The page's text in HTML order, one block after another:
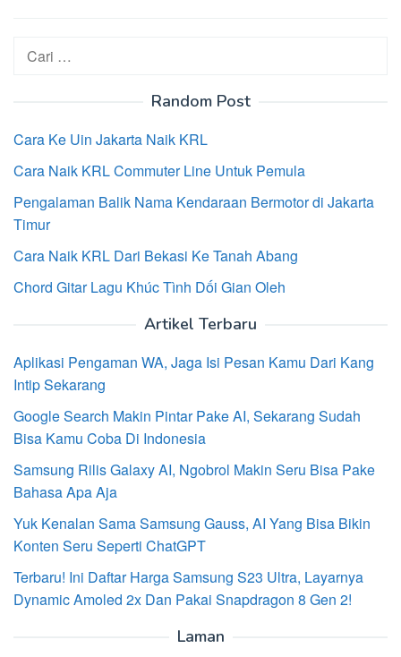
Cari
untuk:
Random Post
Cara Ke Uin Jakarta Naik KRL
Cara Naik KRL Commuter Line Untuk Pemula
Pengalaman Balik Nama Kendaraan Bermotor di Jakarta
Timur
Cara Naik KRL Dari Bekasi Ke Tanah Abang
Chord Gitar Lagu Khúc Tình Dối Gian Oleh
Artikel Terbaru
Aplikasi Pengaman WA, Jaga Isi Pesan Kamu Dari Kang
Intip Sekarang
Google Search Makin Pintar Pake AI, Sekarang Sudah
Bisa Kamu Coba Di Indonesia
Samsung Rilis Galaxy AI, Ngobrol Makin Seru Bisa Pake
Bahasa Apa Aja
Yuk Kenalan Sama Samsung Gauss, AI Yang Bisa Bikin
Konten Seru Seperti ChatGPT
Terbaru! Ini Daftar Harga Samsung S23 Ultra, Layarnya
Dynamic Amoled 2x Dan Pakai Snapdragon 8 Gen 2!
Laman